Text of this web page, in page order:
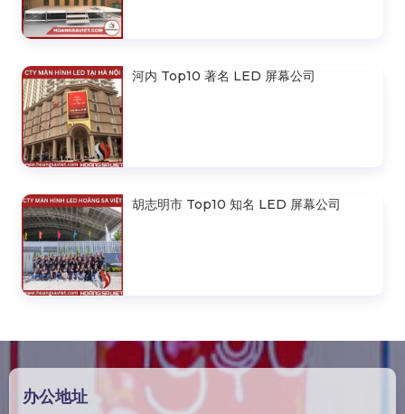
河内 Top10 著名 LED 屏幕公司
胡志明市 Top10 知名 LED 屏幕公司
办公地址